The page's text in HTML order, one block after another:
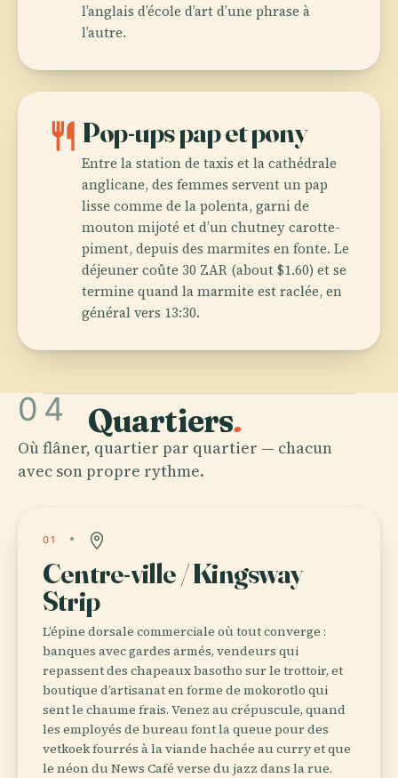
l’anglais d’école d’art d’une phrase à
l’autre.
restaurant Pop-ups pap et pony
Entre la station de taxis et la cathédrale
anglicane, des femmes servent un pap
lisse comme de la polenta, garni de
mouton mijoté et d’un chutney carotte-
piment, depuis des marmites en fonte. Le
déjeuner coûte 30 ZAR (about $1.60) et se
termine quand la marmite est raclée, en
général vers 13:30.
04 Quartiers.
Où flâner, quartier par quartier — chacun
avec son propre rythme.
01
Centre-ville / Kingsway
Strip
L’épine dorsale commerciale où tout converge :
banques avec gardes armés, vendeurs qui
repassent des chapeaux basotho sur le trottoir, et
boutique d’artisanat en forme de mokorotlo qui
sent le chaume frais. Venez au crépuscule, quand
les employés de bureau font la queue pour des
vetkoek fourrés à la viande hachée au curry et que
le néon du News Café verse du jazz dans la rue.